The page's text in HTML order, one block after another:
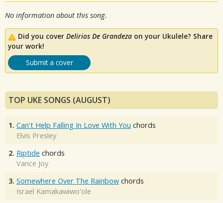
No information about this song.
Did you cover Delirios De Grandeza on your Ukulele? Share
your work!
Submit a cover
TOP UKE SONGS (AUGUST)
1. Can't Help Falling In Love With You chords
Elvis Presley
2. Riptide chords
Vance Joy
3. Somewhere Over The Rainbow chords
Israel Kamakawiwo'ole